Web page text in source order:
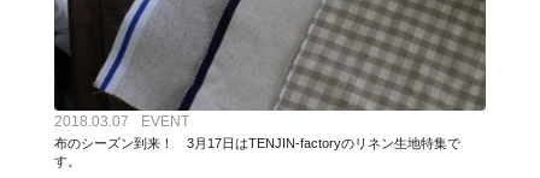
2018.03.07 EVENT
布のシーズン到来！ 3月17日はTENJIN-factoryのリネン生地特集で
す。